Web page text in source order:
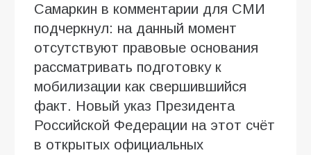
Самаркин в комментарии для СМИ
подчеркнул: на данный момент
отсутствуют правовые основания
рассматривать подготовку к
мобилизации как свершившийся
факт. Новый указ Президента
Российской Федерации на этот счёт
в открытых официальных